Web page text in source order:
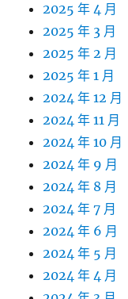
2025 年 4 月
2025 年 3 月
2025 年 2 月
2025 年 1 月
2024 年 12 月
2024 年 11 月
2024 年 10 月
2024 年 9 月
2024 年 8 月
2024 年 7 月
2024 年 6 月
2024 年 5 月
2024 年 4 月